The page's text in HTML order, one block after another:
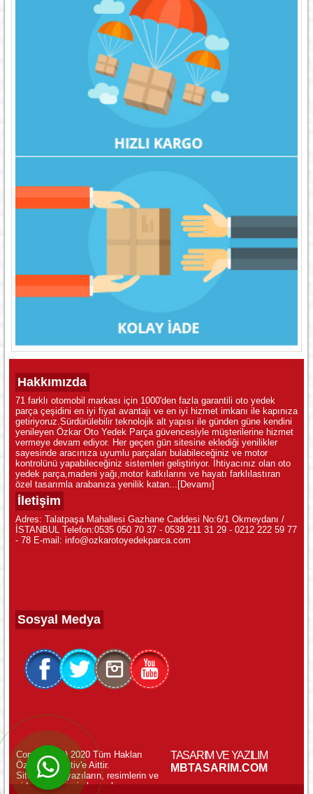
WhatsApp ile Online Destek!
Hakkımızda
71 farklı otomobil markası için 1000'den fazla garantili oto yedek
parça çeşidini en iyi fiyat avantajı ve en iyi hizmet imkanı ile kapınıza
getiriyoruz.Sürdürülebilir teknolojik alt yapısı ile günden güne kendini
yenileyen Özkar Oto Yedek Parça güvencesiyle müşterilerine hizmet
vermeye devam ediyor. Her geçen gün sitesine eklediği yenilikler
sayesinde aracınıza uyumlu parçaları bulabileceğiniz ve motor
kontrolünü yapabileceğiniz sistemleri geliştiriyor. İhtiyacınız olan oto
yedek parça,madeni yağı,motor katkılarını ve hayatı farklılastıran
özel tasarımla arabanıza yenilik katan... [Devamı]
İletişim
Adres: Talatpaşa Mahallesi Gazhane Caddesi No:6/1 Okmeydanı /
İSTANBUL Telefon:0535 050 70 37 - 0538 211 31 29 - 0212 222 59 77
- 78 E-mail: info@ozkarotoyedekparca.com
Sosyal Medya
Copyright (c) 2020 Tüm Hakları
Özkar Otomotiv'e Aittir.
Sitemizdeki yazıların, resimlerin ve
videoların izinsiz kopyalanması
TASARIM VE YAZILIM
MBTASARIM.COM